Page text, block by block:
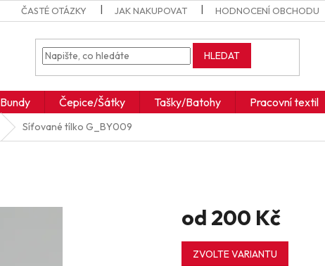
ČASTÉ OTÁZKY JAK NAKUPOVAT HODNOCENÍ OBCHODU
HLEDAT
Bundy Čepice/Šátky Tašky/Batohy Pracovní textil
Síťované tílko G_BY009
od 200 Kč
Měrná
cena:
ZVOLTE VARIANTU